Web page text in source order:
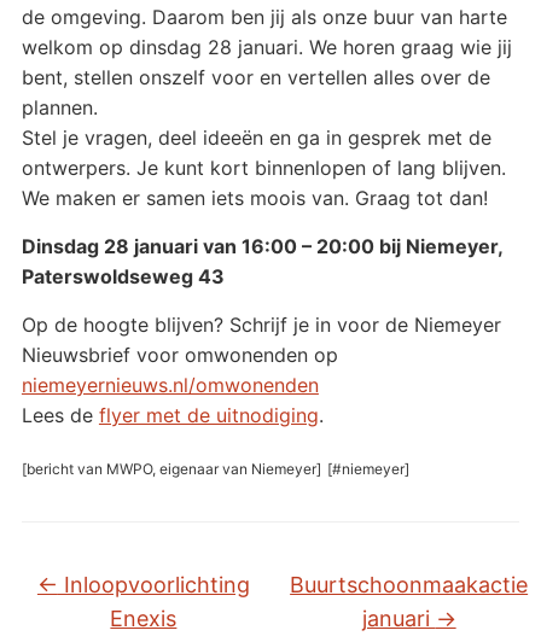
de omgeving. Daarom ben jij als onze buur van harte
welkom op dinsdag 28 januari. We horen graag wie jij
bent, stellen onszelf voor en vertellen alles over de
plannen.
Stel je vragen, deel ideeën en ga in gesprek met de
ontwerpers. Je kunt kort binnenlopen of lang blijven.
We maken er samen iets moois van. Graag tot dan!
Dinsdag 28 januari van 16:00 – 20:00 bij Niemeyer,
Paterswoldseweg 43
Op de hoogte blijven? Schrijf je in voor de Niemeyer
Nieuwsbrief voor omwonenden op
niemeyernieuws.nl/omwonenden
Lees de flyer met de uitnodiging.
[bericht van MWPO, eigenaar van Niemeyer] [#niemeyer]
← Inloopvoorlichting
Enexis
Buurtschoonmaakactie
januari →